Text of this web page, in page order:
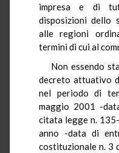
impresa e di
disposizioni dello
alle regioni
termini di cui al
Non essendo
decreto attuativo
nel periodo di
maggio 2001 -
citata legge n.
anno -data di
costituzionale n. 3